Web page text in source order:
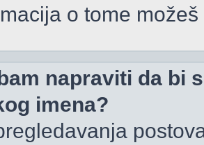
o tome
napraviti da bi
imena?